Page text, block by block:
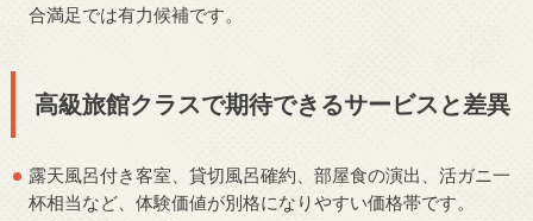
合満足では有力候補です。
高級旅館クラスで期待できるサービスと差異
露天風呂付き客室、貸切風呂確約、部屋食の演出、活ガニ一
杯相当など、体験価値が別格になりやすい価格帯です。